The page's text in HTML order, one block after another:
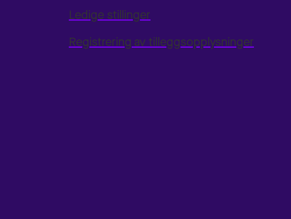
Ledige stillinger
Registrering av tilleggsopplysninger